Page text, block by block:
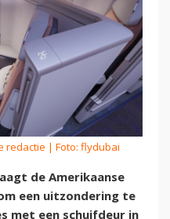
redactie | Foto: flydubai
de Amerikaanse
een uitzondering te
met een schuifdeur in